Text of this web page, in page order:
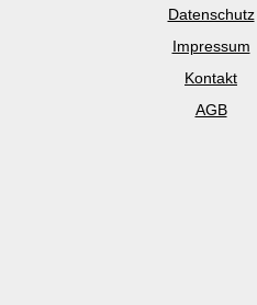
Datenschutz
Impressum
Kontakt
AGB